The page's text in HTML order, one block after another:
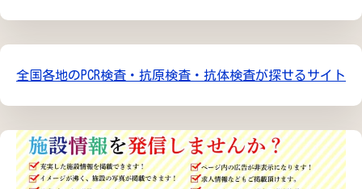
全国各地のPCR検査・抗原検査・抗体検査が探せるサイト